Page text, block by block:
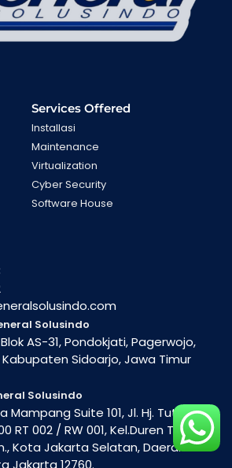
Services Offered
Installasi
Maintenance
Virtualization
Cyber Security
Software House
Solusindo
AS-31, Pondokjati, Pagerwojo,
Kabupaten Sidoarjo, Jawa Timur
Solusindo
Mampang Suite 101, Jl. Hj. Tutty
RT 002 / RW 001, Kel.Duren Tiga ,
Kota Jakarta Selatan, Daerah
Jakarta 12760.